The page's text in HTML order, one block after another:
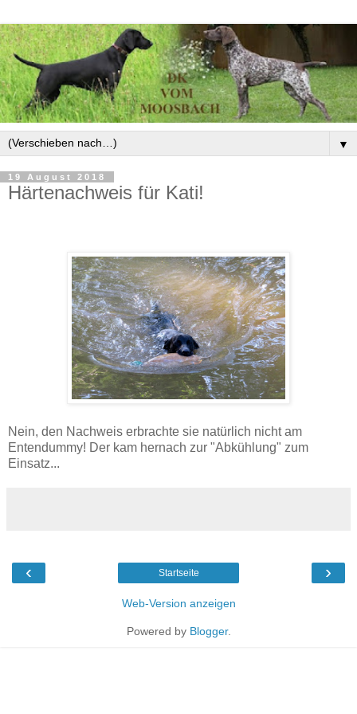
▼
19 August 2018
Härtenachweis für Kati!
Nein, den Nachweis erbrachte sie natürlich nicht am
Entendummy! Der kam hernach zur "Abkühlung" zum
Einsatz...
‹ ›
Startseite
Web-Version anzeigen
Powered by Blogger.